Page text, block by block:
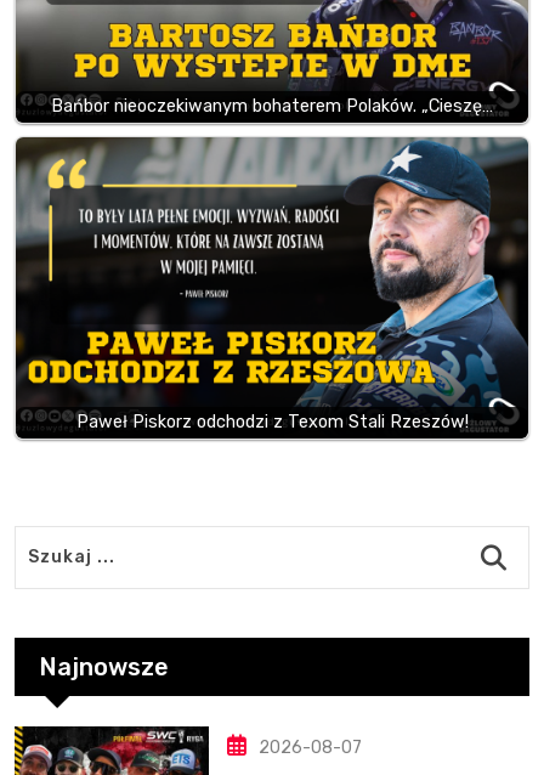
Bańbor nieoczekiwanym bohaterem Polaków. „Cieszę…
Paweł Piskorz odchodzi z Texom Stali Rzeszów!
Najnowsze
2026-08-07